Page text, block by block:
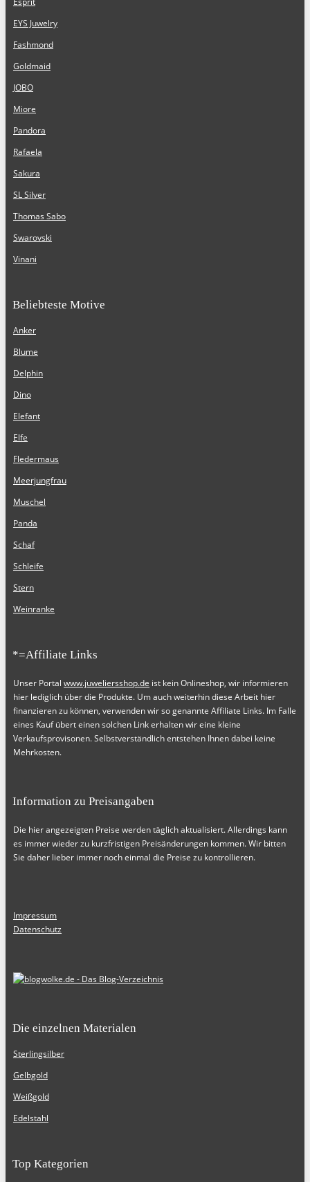
EYS Juwelry
Fashmond
Goldmaid
JOBO
Miore
Pandora
Rafaela
Sakura
SL Silver
Thomas Sabo
Swarovski
Vinani
Beliebteste Motive
Anker
Blume
Delphin
Dino
Elefant
Elfe
Fledermaus
Meerjungfrau
Muschel
Panda
Schaf
Schleife
Stern
Weinranke
*=Affiliate Links
Unser Portal www.juweliersshop.de ist kein Onlineshop, wir informieren
hier lediglich über die Produkte. Um auch weiterhin diese Arbeit hier
finanzieren zu können, verwenden wir so genannte Affiliate Links. Im Falle
eines Kauf übert einen solchen Link erhalten wir eine kleine
Verkaufsprovisonen. Selbstverständlich entstehen Ihnen dabei keine
Mehrkosten.
Information zu Preisangaben
Die hier angezeigten Preise werden täglich aktualisiert. Allerdings kann
es immer wieder zu kurzfristigen Preisänderungen kommen. Wir bitten
Sie daher lieber immer noch einmal die Preise zu kontrollieren.
Impressum
Datenschutz
Die einzelnen Materialen
Sterlingsilber
Gelbgold
Weißgold
Edelstahl
Top Kategorien